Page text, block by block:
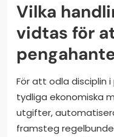
Vilka
vidtas för
För att odla disciplin
tydliga ekonomiska
utgifter,
framsteg